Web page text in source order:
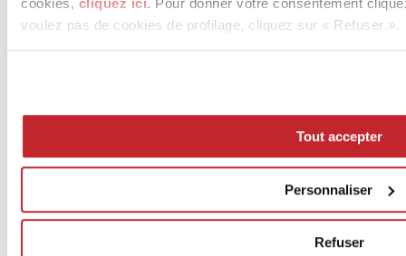
voulez pas de cookies de profilage, cliquez sur « Refuser ».
Tout accepter
Personnaliser
Refuser
Articoli
Privacy